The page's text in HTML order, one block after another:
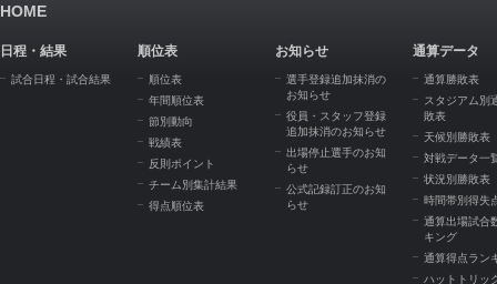
HOME
日程・結果
試合日程・試合結果
順位表
順位表
年間順位表
節別動向
戦績表
反則ポイント
チーム別集計結果
得点順位表
お知らせ
選手登録追加抹消の
お知らせ
役員・スタッフ登録
追加抹消のお知らせ
出場停止選手のお知
らせ
公式記録訂正のお知
らせ
通算データ
通算勝敗表
スタジアム別
敗表
天候別勝敗表
対戦データ一
状況別勝敗表
時間帯別得失
通算出場試合
キング
通算得点ラン
ハットトリッ